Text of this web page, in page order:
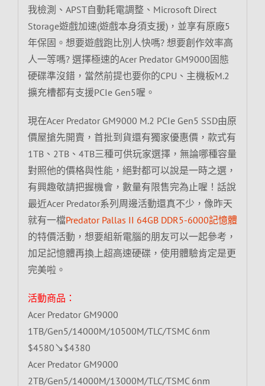
我檢測、APST自動耗電調整、Microsoft Direct
Storage遊戲加速(遊戲本身須支援)，並享有原廠5
年保固。想要遊戲跑比別人快嗎? 想要創作效率高
人一等嗎? 選擇極速的Acer Predator GM9000固態
硬碟準沒錯，當然前提也要你的CPU、主機板M.2
擴充槽都有支援PCIe Gen5喔。
現在Acer Predator GM9000 M.2 PCIe Gen5 SSD由原
價屋搶先開賣，首批到貨還有獨家優惠價，款式有
1TB、2TB、4TB三種可供玩家選擇，無論哪種容量
對照他的價格與性能，絕對都可以說是一時之選，
有興趣敬請把握機會，數量有限售完為止喔！話說
最近Acer Predator系列周邊活動還真不少，像昨天
就有一檔Predator Pallas II 64GB DDR5-6000記憶體
的特價活動，想要組新電腦的朋友可以一起參考，
加足記憶體再換上超高速硬碟，使用體驗肯定是更
完美啦。
活動商品：
Acer Predator GM9000
1TB/Gen5/14000M/10500M/TLC/TSMC 6nm
$4580↘$4380
Acer Predator GM9000
2TB/Gen5/14000M/13000M/TLC/TSMC 6nm